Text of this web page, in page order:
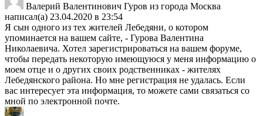
Валерий Валентинович Гуров из города Москва
написал(а) 23.04.2020 в 23:54
Я сын одного из тех жителей Лебедяни, о котором
упоминается на вашем сайте, - Гурова Валентина
Николаевича. Хотел зарегистрироваться на вашем форуме,
чтобы передать некоторую имеющуюся у меня информацию о
моем отце и о других своих родственниках - жителях
Лебедянского района. Но мне регистрация не удалась. Если
вас интересует эта информация, то можете сами связаться со
мной по электронной почте.